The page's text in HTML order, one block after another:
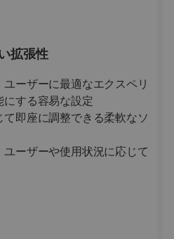
拡張性
ユーザーに最適なエクスペリ
にする容易な設定
て即座に調整できる柔軟なソ
ーザーや使用状況に応じて